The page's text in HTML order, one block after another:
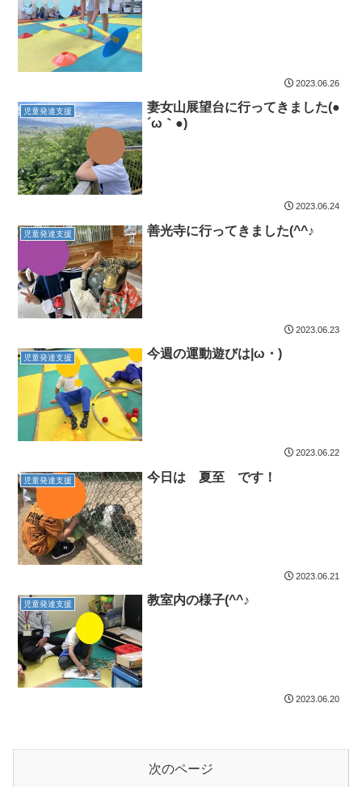
2023.06.26
児童発達支援
妻女山展望台に行ってきました(●
´ω｀●)
2023.06.24
児童発達支援 善光寺に行ってきました(^^♪
2023.06.23
児童発達支援 今週の運動遊びは|ω・)
2023.06.22
児童発達支援 今日は 夏至 です！
2023.06.21
児童発達支援 教室内の様子(^^♪
2023.06.20
次のページ